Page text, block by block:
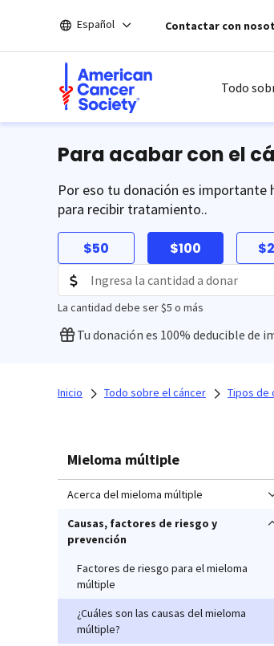
el
Español Contactar con
Todo
Para acabar con el
Por eso tu donación es importante
para recibir tratamiento..
$50 $100
La cantidad debe ser $5 o más
Tu donación es 100% deducible de
Inicio Todo sobre el cáncer Tipos de
Mieloma múltiple
Acerca del mieloma múltiple
Causas, factores de riesgo y
prevención
Factores de riesgo para el mieloma
múltiple
¿Cuáles son las causas del mieloma
múltiple?